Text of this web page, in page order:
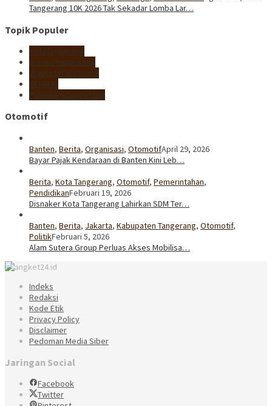
Tangerang 10K 2026 Tak Sekadar Lomba Lar…
Topik Populer
KotaTangerang
pemkottangerang
WaliKotaTangerang
SERANG
PjWalikotaTangerang
Otomotif
Banten, Berita, Organisasi, OtomotifApril 29, 2026
Bayar Pajak Kendaraan di Banten Kini Leb…
Berita, Kota Tangerang, Otomotif, Pemerintahan,
PendidikanFebruari 19, 2026
Disnaker Kota Tangerang Lahirkan SDM Ter…
Banten, Berita, Jakarta, Kabupaten Tangerang, Otomotif,
PolitikFebruari 5, 2026
Alam Sutera Group Perluas Akses Mobilisa…
Indeks
Redaksi
Kode Etik
Privacy Policy
Disclaimer
Pedoman Media Siber
Jaringan Social
Facebook
Twitter